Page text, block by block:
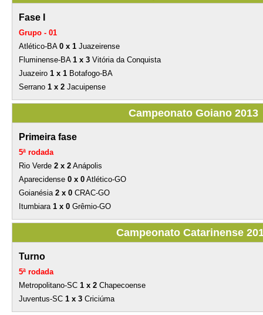
Fase I
Grupo - 01
Atlético-BA 0 x 1Juazeirense
Fluminense-BA 1 x 3 Vitória da Conquista
Juazeiro 1 x 1 Botafogo-BA
Serrano1 x 2Jacuipense
Campeonato Goiano 2013
Primeira fase
5ª rodada
Rio Verde2 x 2Anápolis
Aparecidense 0 x 0Atlético-GO
Goianésia 2 x 0CRAC-GO
Itumbiara 1 x 0 Grêmio-GO
Campeonato Catarinense
Turno
5ª rodada
Metropolitano-SC 1 x 2Chapecoense
Juventus-SC 1 x 3 Criciúma